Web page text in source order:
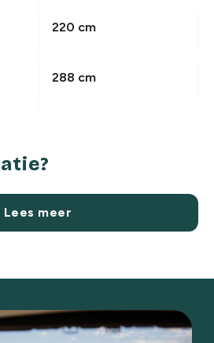
220 cm
288 cm
Lees meer